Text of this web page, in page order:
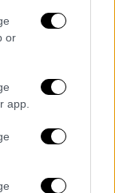
or
app.